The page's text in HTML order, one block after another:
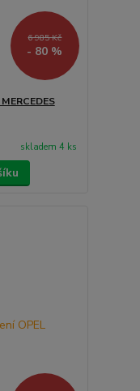
6 985 Kč
- 80 %
skladem 4 ks